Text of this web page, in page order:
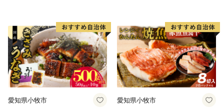
愛知県小牧市 愛知県小牧市